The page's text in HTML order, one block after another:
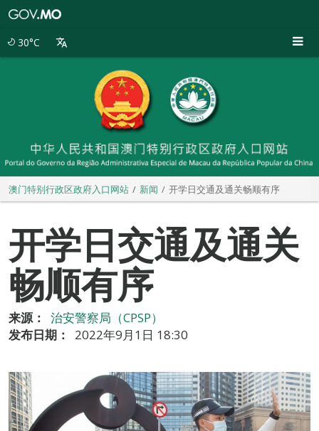
30°C
澳门特别行政区政府入口网站 新闻 开学日交通及通关畅顺有序
开学日交通及通关
畅顺有序
来源：
治安警察局（CPSP）
发布日期：
2022年9月1日 18:30